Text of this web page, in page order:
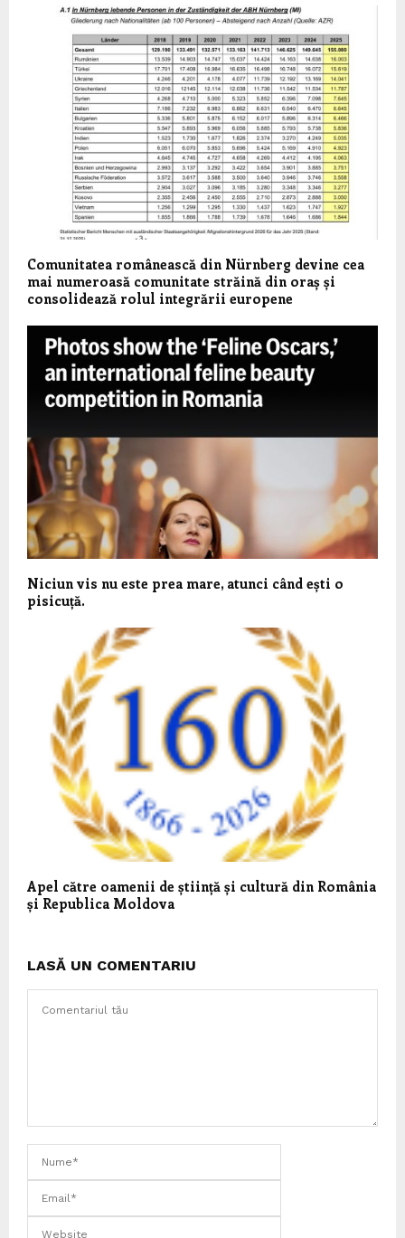
Comunitatea românească din Nürnberg devine cea
mai numeroasă comunitate străină din oraș și
consolidează rolul integrării europene
Niciun vis nu este prea mare, atunci când ești o
pisicuță.
Apel către oamenii de știință și cultură din România
și Republica Moldova
LASĂ UN COMENTARIU